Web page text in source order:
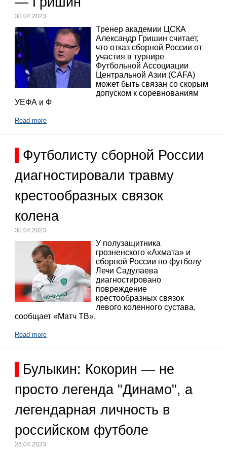
30.04.2023
Тренер академии ЦСКА
Александр Гришин считает,
что отказ сборной России от
участия в турнире
Футбольной Ассоциации
Центральной Азии (CAFA)
может быть связан со скорым
допуском к соревнованиям
УЕФА и Ф
Read more
Футболисту сборной России
диагностировали травму
крестообразных связок
колена
30.04.2023
У полузащитника
грозненского «Ахмата» и
сборной России по футболу
Лечи Садулаева
диагностировано
повреждение
крестообразных связок
левого коленного сустава,
сообщает «Матч ТВ».
Read more
Булыкин: Кокорин — не
просто легенда "Динамо", а
легендарная личность в
российском футболе
26.04.2023